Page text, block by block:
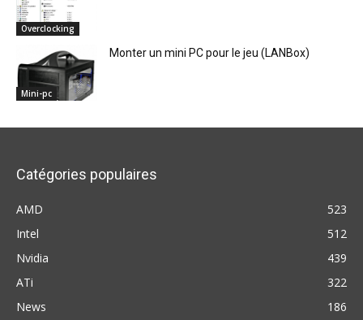
Overclocking
Mini-pc
Monter un mini PC pour le jeu (LANBox)
Catégories populaires
AMD
523
Intel
512
Nvidia
439
ATi
322
News
186